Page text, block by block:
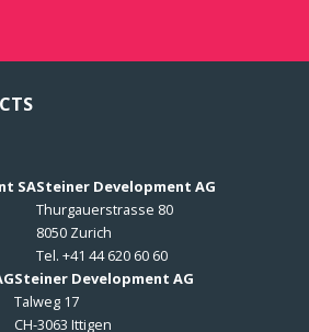
SASteiner Development AG
Thurgauerstrasse 80
8050 Zurich
Tel. +41 44 620 60 60
Steiner Development AG
Talweg 17
CH-3063 Ittigen